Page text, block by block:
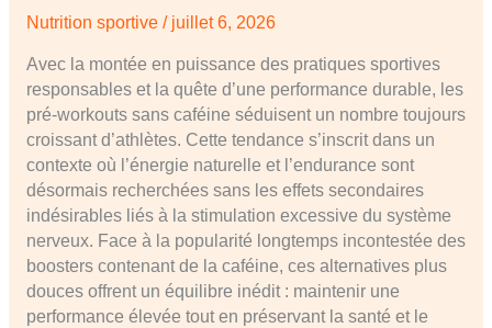
Nutrition sportive/ juillet 6, 2026
Avec la montée en puissance des pratiques sportives
responsables et la quête d’une performance durable, les
pré-workouts sans caféine séduisent un nombre toujours
croissant d’athlètes. Cette tendance s’inscrit dans un
contexte où l’énergie naturelle et l’endurance sont
désormais recherchées sans les effets secondaires
indésirables liés à la stimulation excessive du système
nerveux. Face à la popularité longtemps incontestée des
boosters contenant de la caféine, ces alternatives plus
douces offrent un équilibre inédit : maintenir une
performance élevée tout en préservant la santé et le